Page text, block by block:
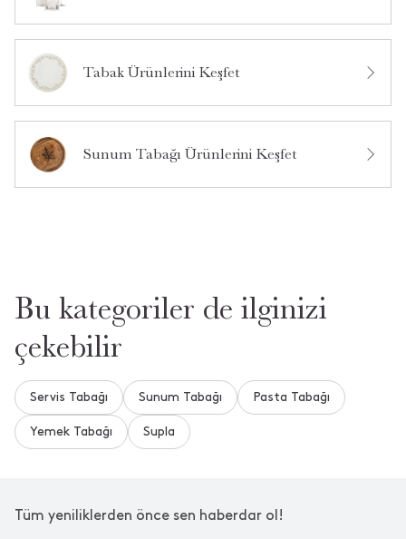
Bu ürün hakkında daha önce hiç soru sorulmamış.
Ürün Hakkında Soru Sor
Tabak Ürünlerini Keşfet
Sunum Tabağı Ürünlerini Keşfet
Bu kategoriler de ilginizi
çekebilir
Servis Tabağı Sunum Tabağı Pasta Tabağı
Yemek Tabağı Supla
Tüm yeniliklerden önce sen haberdar ol!